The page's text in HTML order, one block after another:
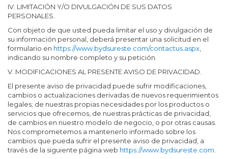
IV. LIMITACIÓN Y/O DIVULGACIÓN DE SUS DATOS
PERSONALES.
Con objeto de que usted pueda limitar el uso y divulgación de
su información personal, deberá presentar una solicitud en el
formulario en https://www.bydsureste.com/contactus.aspx
indicando su nombre completo y su petición.
V. MODIFICACIONES AL PRESENTE AVISO DE PRIVACIDAD.
El presente aviso de privacidad puede sufrir modificaciones,
cambios o actualizaciones derivadas de nuevos requerimientos
legales; de nuestras propias necesidades por los productos o
servicios que ofrecemos, de nuestras prácticas de privacidad,
de cambios en nuestro modelo de negocio, o por otras causas.
Nos comprometemos a mantenerlo informado sobre los
cambios que pueda sufrir el presente aviso de privacidad, a
través de la siguiente página web https://www.bydsureste.com